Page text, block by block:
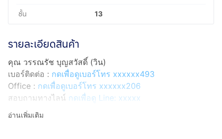
ชั้น 13
รายละเอียดสินค้า
คุณ วรรณรัช บุญสวัสดิ์ (วิน)
เบอร์ติดต่อ : กดเพื่อดูเบอร์โทร xxxxxx493
Office : กดเพื่อดูเบอร์โทร xxxxxx206
สอบถามทางไลน์ กดเพื่อดู Line: xxxxx
Line ID: @interhome
อ่านเพิ่มเติม